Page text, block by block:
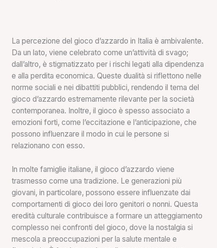
La percezione del gioco d’azzardo in Italia è ambivalente.
Da un lato, viene celebrato come un’attività di svago;
dall’altro, è stigmatizzato per i rischi legati alla dipendenza
e alla perdita economica. Queste dualità si riflettono nelle
norme sociali e nei dibattiti pubblici, rendendo il tema del
gioco d’azzardo estremamente rilevante per la società
contemporanea. Inoltre, il gioco è spesso associato a
emozioni forti, come l’eccitazione e l’anticipazione, che
possono influenzare il modo in cui le persone si
relazionano con esso.
In molte famiglie italiane, il gioco d’azzardo viene
trasmesso come una tradizione. Le generazioni più
giovani, in particolare, possono essere influenzate dai
comportamenti di gioco dei loro genitori o nonni. Questa
eredità culturale contribuisce a formare un atteggiamento
complesso nei confronti del gioco, dove la nostalgia si
mescola a preoccupazioni per la salute mentale e